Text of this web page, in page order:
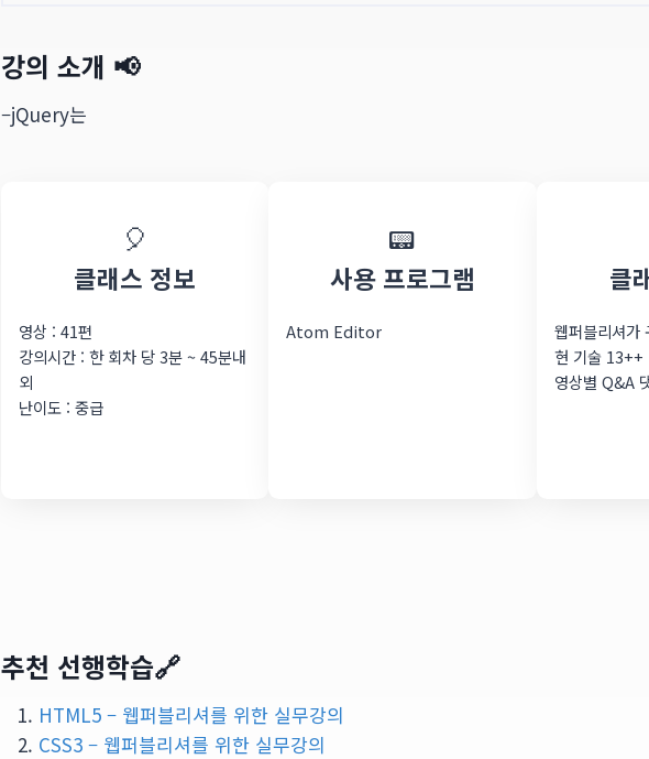
강의 소개 📢
–jQuery는
🎈
클래스 정보
영상 : 41편
강의시간 : 한 회차 당 3분 ~ 45분내
외
난이도 : 중급
📟
사용 프로그램
Atom Editor
클
웹퍼블리셔가
현 기술 13++
영상별 Q&A
추천 선행학습🔗
HTML5 – 웹퍼블리셔를 위한 실무강의
CSS3 – 웹퍼블리셔를 위한 실무강의